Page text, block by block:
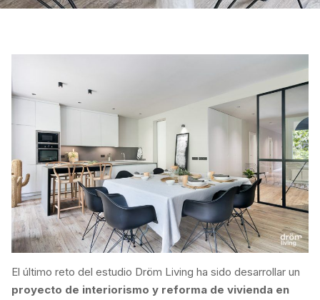
El último reto del estudio Dröm Living ha sido desarrollar un
proyecto de interiorismo y reforma de vivienda en